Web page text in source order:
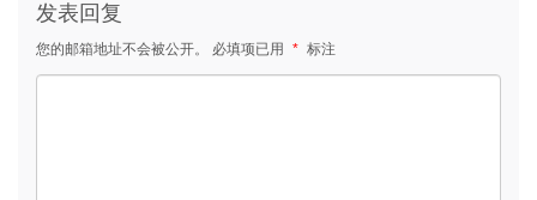
发表回复
您的邮箱地址不会被公开。 必填项已用 * 标注